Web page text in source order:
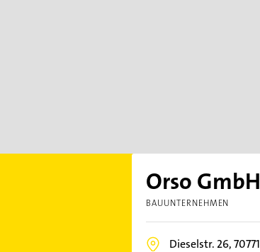
Orso GmbH
BAUUNTERNEHMEN
Dieselstr. 26,70771